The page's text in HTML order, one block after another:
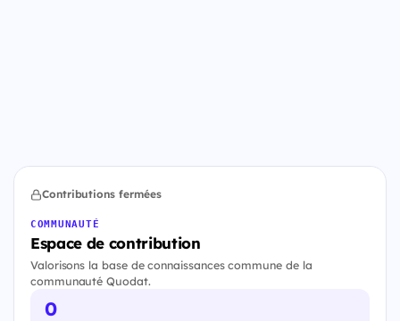
Contributions fermées
COMMUNAUTÉ
Espace de contribution
Valorisons la base de connaissances commune de la
communauté Quodat.
0